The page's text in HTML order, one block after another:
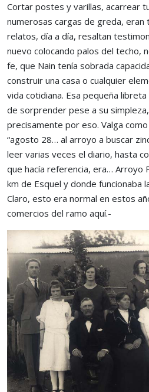
Cortar postes y varillas, acarrear
numerosas cargas de greda, eran
relatos, día a día, resaltan
nuevo colocando palos del techo,
fe, que Nain tenía sobrada
construir una casa o cualquier
vida cotidiana. Esa pequeña
de sorprender pese a su
precisamente por eso. Valga
“agosto 28… al arroyo a buscar
leer varias veces el diario, hasta
que hacía referencia, era… Arroyo
km de Esquel y donde funcionaba
Claro, esto era normal en estos
comercios del ramo aquí.-